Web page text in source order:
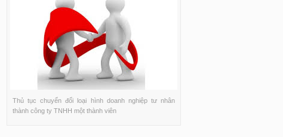
Thủ tục chuyển đổi loại hình doanh nghiệp tư nhân
thành công ty TNHH một thành viên